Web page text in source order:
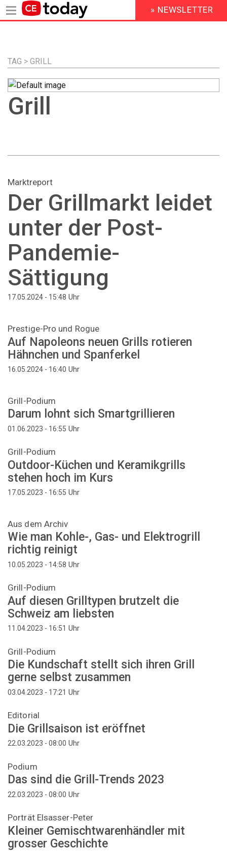
Inhalt
HEADER
MENU
» NEWSLETTER
TAG > GRILL
Grill
Marktreport
Der Grillmarkt leidet
unter der Post-
Pandemie-
Sättigung
17.05.2024 - 15:48 Uhr
Prestige-Pro und Rogue
Auf Napoleons neuen Grills rotieren
Hähnchen und Spanferkel
16.05.2024 - 16:40 Uhr
Grill-Podium
Darum lohnt sich Smartgrillieren
01.06.2023 - 16:55 Uhr
Grill-Podium
Outdoor-Küchen und Keramikgrills
stehen hoch im Kurs
17.05.2023 - 16:55 Uhr
Aus dem Archiv
Wie man Kohle-, Gas- und Elektrogrill
richtig reinigt
10.05.2023 - 14:58 Uhr
Grill-Podium
Auf diesen Grilltypen brutzelt die
Schweiz am liebsten
11.04.2023 - 16:51 Uhr
Grill-Podium
Die Kundschaft stellt sich ihren Grill
gerne selbst zusammen
03.04.2023 - 17:21 Uhr
Editorial
Die Grillsaison ist eröffnet
22.03.2023 - 08:00 Uhr
Podium
Das sind die Grill-Trends 2023
22.03.2023 - 08:00 Uhr
Porträt Elsasser-Peter
Kleiner Gemischtwarenhändler mit
grosser Geschichte